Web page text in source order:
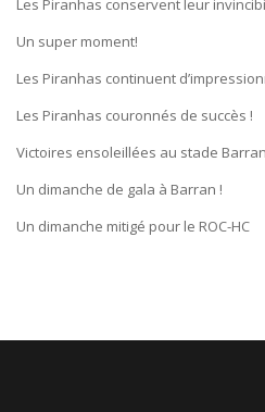
Les Piranhas conservent leur
Un super moment!
Les Piranhas continuent
Les Piranhas couronnés de succès !
Victoires ensoleillées au stade
Un dimanche de gala à Barran !
Un dimanche mitigé pour le ROC-HC